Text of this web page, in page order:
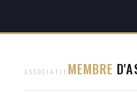
ASSOCIATIF MEMBRE